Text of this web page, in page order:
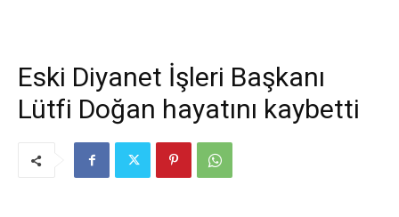
Eski Diyanet İşleri Başkanı
Lütfi Doğan hayatını kaybetti